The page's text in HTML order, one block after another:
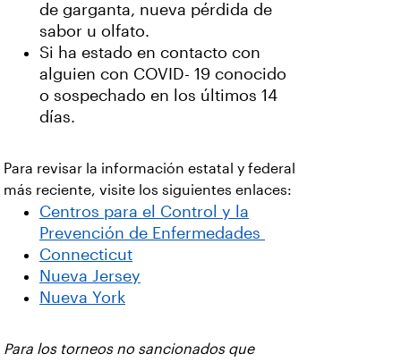
de garganta, nueva pérdida de
sabor u olfato.
Si ha estado en contacto con
alguien con COVID- 19 conocido
o sospechado en los últimos 14
días.
Para revisar la información estatal y federal
más reciente, visite los siguientes enlaces:
Centros para el Control y la
Prevención de Enfermedades
Connecticut
Nueva Jersey
Nueva York
Para los torneos no sancionados que